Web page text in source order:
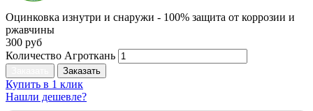
Оцинковка изнутри и снаружи - 100% защита от коррозии и
ржавчины
300 руб
Количество Агроткань
Заказать
Купить в 1 клик
Нашли дешевле?